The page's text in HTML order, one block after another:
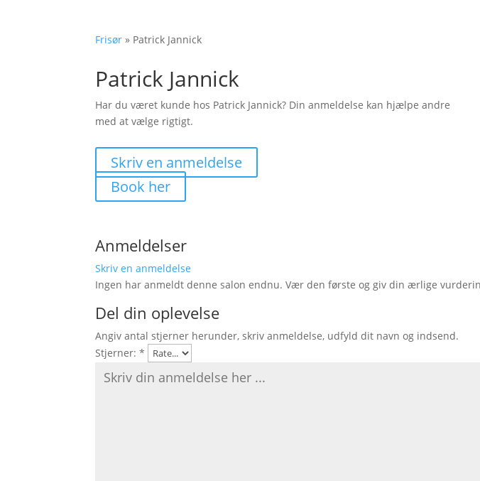
Frisør » Patrick Jannick
Patrick Jannick
Har du været kunde hos Patrick Jannick? Din anmeldelse kan hjælpe andre
med at vælge rigtigt.
Skriv en anmeldelse
Book her
Anmeldelser
Skriv en anmeldelse
Ingen har anmeldt denne salon endnu. Vær den første og giv din ærlige
Del din oplevelse
Angiv antal stjerner herunder, skriv anmeldelse, udfyld dit navn og indsend.
Stjerner:*